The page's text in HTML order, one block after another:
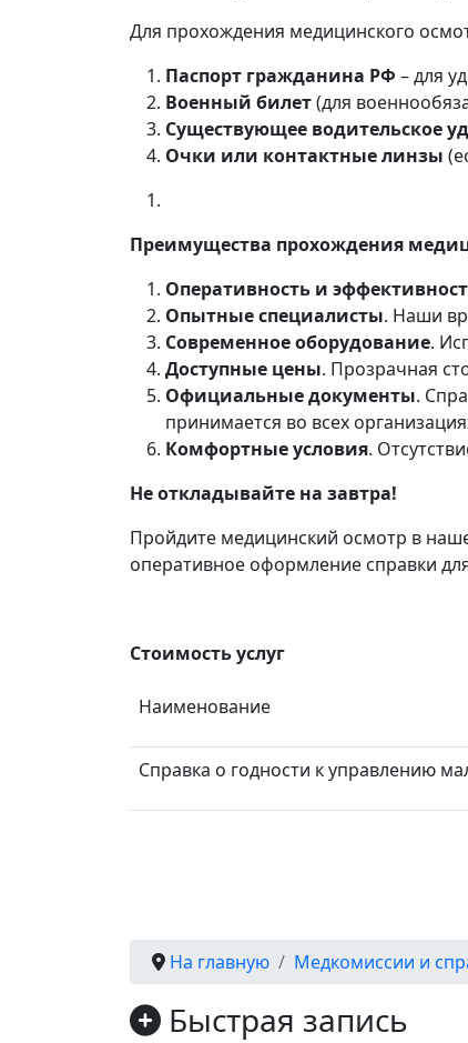
Для прохождения медицинского
Паспорт гражданина РФ – для
Военный билет(для
Существующее водительское
Очки или контактные линзы
Преимущества прохождения
Оперативность и
Опытные специалисты. Наши
Современное оборудование.
Доступные цены. Прозрачная
Официальные документы.
принимается во всех
Комфортные условия.
Не откладывайте на завтра!
Пройдите медицинский осмотр в
оперативное оформление справки
Стоимость услуг
Наименование
Справка о годности к управлению
На главную Медкомиссии и
Быстрая запись